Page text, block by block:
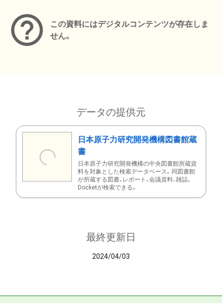
この資料にはデジタルコンテンツが存在しま
せん。
データの提供元
日本原子力研究開発機構図書館蔵
書
日本原子力研究開発機構の中央図書館所蔵資
料を対象とした検索データベース。同図書館
が所蔵する図書、レポート、会議資料、雑誌、
Docketが検索できる。
最終更新日
2024/04/03